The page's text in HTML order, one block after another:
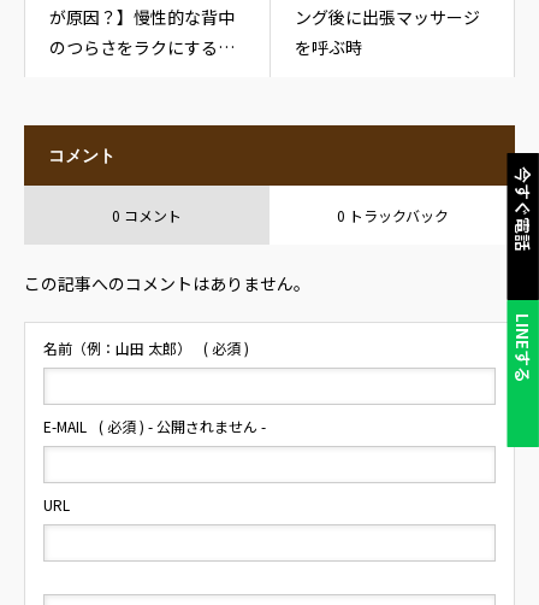
今すぐ電話
LINEする
が原因？】慢性的な背中
のつらさをラクにするた
ング後に出張マッサージ
を呼ぶ時
コメント
0 コメント 0 トラックバック
この記事へのコメントはありません。
名前（例：山田 太郎） ( 必須 )
E-MAIL ( 必須 ) - 公開されません -
URL